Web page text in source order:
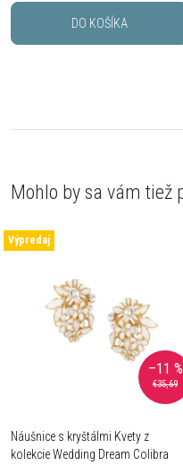
DO KOŠÍKA
Výpredaj
€35,69
–11 %
Náušnice s kryštálmi Kvety z
kolekcie Wedding Dream Colibra